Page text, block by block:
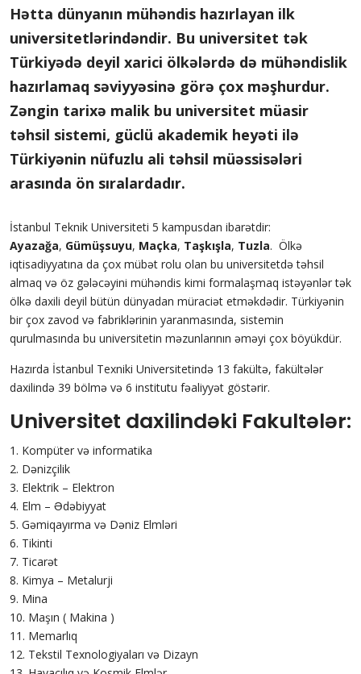
Hətta dünyanın mühəndis hazırlayan ilk
universitetlərindəndir. Bu universitet tək
Türkiyədə deyil xarici ölkələrdə də mühəndislik
hazırlamaq səviyyəsinə görə çox məşhurdur.
Zəngin tarixə malik bu universitet müasir
təhsil sistemi, güclü akademik heyəti ilə
Türkiyənin nüfuzlu ali təhsil müəssisələri
arasında ön sıralardadır.
İstanbul Teknik Universiteti 5 kampusdan ibarətdir:
Ayazağa, Gümüşsuyu, Maçka, Taşkışla, Tuzla. Ölkə
iqtisadiyyatına da çox mübət rolu olan bu universitetdə təhsil
almaq və öz gələcəyini mühəndis kimi formalaşmaq istəyənlər tək
ölkə daxili deyil bütün dünyadan müraciət etməkdədir. Türkiyənin
bir çox zavod və fabriklərinin yaranmasında, sistemin
qurulmasında bu universitetin məzunlarının əməyi çox böyükdür.
Hazırda İstanbul Texniki Universitetində 13 fakültə, fakültələr
daxilində 39 bölmə və 6 institutu fəaliyyət göstərir.
Universitet daxilindəki Fakultələr:
1. Kompüter və informatika
2. Dənizçilik
3. Elektrik – Elektron
4. Elm – Ədəbiyyat
5. Gəmiqayırma və Dəniz Elmləri
6. Tikinti
7. Ticarət
8. Kimya – Metalurji
9. Mina
10. Maşın ( Makina )
11. Memarlıq
12. Tekstil Texnologiyaları və Dizayn